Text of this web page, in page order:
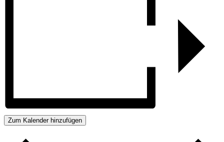
Zum Kalender hinzufügen